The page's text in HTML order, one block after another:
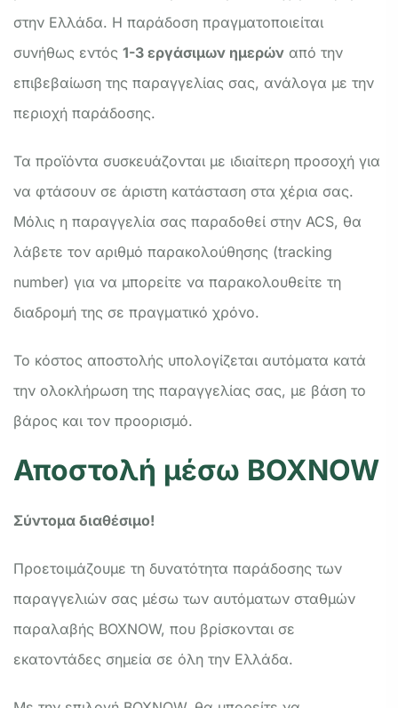
στην Ελλάδα. Η παράδοση πραγματοποιείται
συνήθως εντός 1-3 εργάσιμων ημερών από την
επιβεβαίωση της παραγγελίας σας, ανάλογα με την
περιοχή παράδοσης.
Τα προϊόντα συσκευάζονται με ιδιαίτερη προσοχή για
να φτάσουν σε άριστη κατάσταση στα χέρια σας.
Μόλις η παραγγελία σας παραδοθεί στην ACS, θα
λάβετε τον αριθμό παρακολούθησης (tracking
number) για να μπορείτε να παρακολουθείτε τη
διαδρομή της σε πραγματικό χρόνο.
Το κόστος αποστολής υπολογίζεται αυτόματα κατά
την ολοκλήρωση της παραγγελίας σας, με βάση το
βάρος και τον προορισμό.
Αποστολή μέσω BOXNOW
Σύντομα διαθέσιμο!
Προετοιμάζουμε τη δυνατότητα παράδοσης των
παραγγελιών σας μέσω των αυτόματων σταθμών
παραλαβής BOXNOW, που βρίσκονται σε
εκατοντάδες σημεία σε όλη την Ελλάδα.